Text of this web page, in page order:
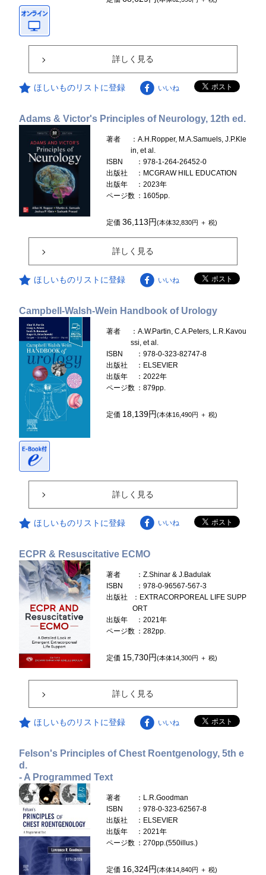
詳しく見る
ほしいものリストに登録 いいね
Adams & Victor's Principles of Neurology, 12th ed.
著者
：A.H.Ropper, M.A.Samuels, J.P.Kle
in, et al.
ISBN
：978-1-264-26452-0
出版社
：MCGRAW HILL EDUCATION
出版年
：2023年
ページ数 ：1605pp.
定価36,113円(本体32,830円 ＋ 税)
詳しく見る
ほしいものリストに登録 いいね
Campbell-Walsh-Wein Handbook of Urology
著者
：A.W.Partin, C.A.Peters, L.R.Kavou
ssi, et al.
ISBN
：978-0-323-82747-8
出版社
：ELSEVIER
出版年
：2022年
ページ数 ：879pp.
定価 18,139円(本体16,490円 ＋ 税)
詳しく見る
ほしいものリストに登録 いいね
ECPR & Resuscitative ECMO
著者
：Z.Shinar & J.Badulak
ISBN
：978-0-96567-567-3
出版社
：EXTRACORPOREAL LIFE SUPP
ORT
出版年
：2021年
ページ数 ：282pp.
定価 15,730円(本体14,300円 ＋ 税)
詳しく見る
ほしいものリストに登録 いいね
Felson's Principles of Chest Roentgenology, 5th e
d.
- A Programmed Text
著者
：L.R.Goodman
ISBN
：978-0-323-62567-8
出版社
：ELSEVIER
出版年
：2021年
ページ数 ：270pp.(550illus.)
定価 16,324円(本体14,840円 ＋ 税)